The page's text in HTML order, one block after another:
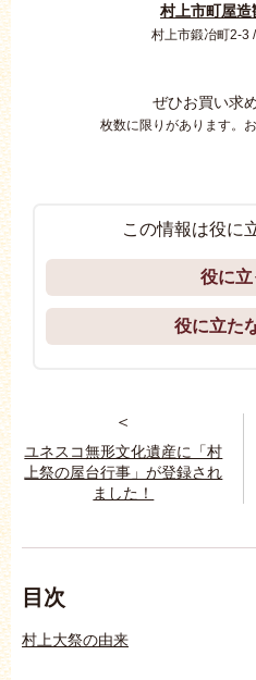
村上市町屋造
村上市鍛冶町2-3
ぜひお買い求
枚数に限りがあります。
この情報は役に
役に立
役に立た
＜
ユネスコ無形文化遺産に「村
上祭の屋台行事」が登録され
ました！
目次
村上大祭の由来